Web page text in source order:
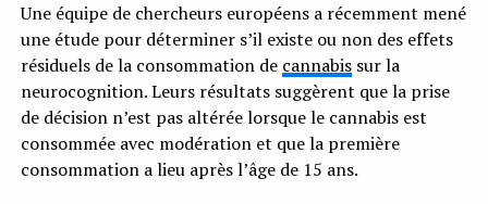
Une équipe de chercheurs européens a récemment mené
une étude pour déterminer s’il existe ou non des effets
résiduels de la consommation de cannabissur la
neurocognition. Leurs résultats suggèrent que la prise
de décision n’est pas altérée lorsque le cannabis est
consommée avec modération et que la première
consommation a lieu après l’âge de 15 ans.